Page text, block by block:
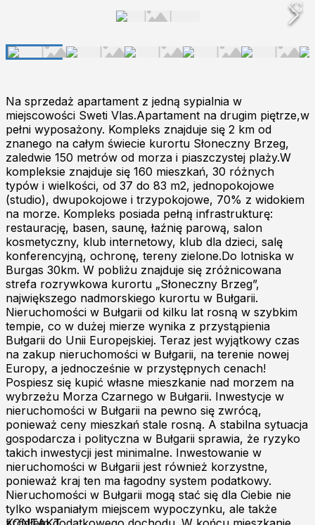
Na sprzedaż apartament z jedną sypialnia w
miejscowości Sweti Vlas.Apartament na drugim piętrze,w
pełni wyposażony. Kompleks znajduje się 2 km od
znanego na całym świecie kurortu Słoneczny Brzeg,
zaledwie 150 metrów od morza i piaszczystej plaży.W
kompleksie znajduje się 160 mieszkań, 30 różnych
typów i wielkości, od 37 do 83 m2, jednopokojowe
(studio), dwupokojowe i trzypokojowe, 70% z widokiem
na morze. Kompleks posiada pełną infrastrukturę:
restaurację, basen, saunę, łaźnię parową, salon
kosmetyczny, klub internetowy, klub dla dzieci, salę
konferencyjną, ochronę, tereny zielone.Do lotniska w
Burgas 30km. W pobliżu znajduje się zróżnicowana
strefa rozrywkowa kurortu „Słoneczny Brzeg”,
największego nadmorskiego kurortu w Bułgarii.
Nieruchomości w Bułgarii od kilku lat rosną w szybkim
tempie, co w dużej mierze wynika z przystąpienia
Bułgarii do Unii Europejskiej. Teraz jest wyjątkowy czas
na zakup nieruchomości w Bułgarii, na terenie nowej
Europy, a jednocześnie w przystępnych cenach!
Pospiesz się kupić własne mieszkanie nad morzem na
wybrzeżu Morza Czarnego w Bułgarii. Inwestycje w
nieruchomości w Bułgarii na pewno się zwrócą,
ponieważ ceny mieszkań stale rosną. A stabilna sytuacja
gospodarcza i polityczna w Bułgarii sprawia, że ​​ryzyko
takich inwestycji jest minimalne. Inwestowanie w
nieruchomości w Bułgarii jest również korzystne,
ponieważ kraj ten ma łagodny system podatkowy.
Nieruchomości w Bułgarii mogą stać się dla Ciebie nie
tylko wspaniałym miejscem wypoczynku, ale także